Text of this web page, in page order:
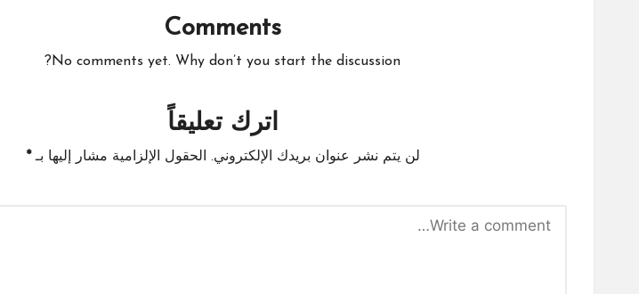
Comments
No comments yet. Why don’t you start the discussion?
اترك تعليقاً
لن يتم نشر عنوان بريدك الإلكتروني. الحقول الإلزامية مشار إليها بـ*